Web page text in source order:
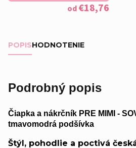
od€18,76
POPISHODNOTENIE
Podrobný popis
Čiapka a nákrčník PRE MIMI -
tmavomodrá podšívka
Štýl, pohodlie a poctivá